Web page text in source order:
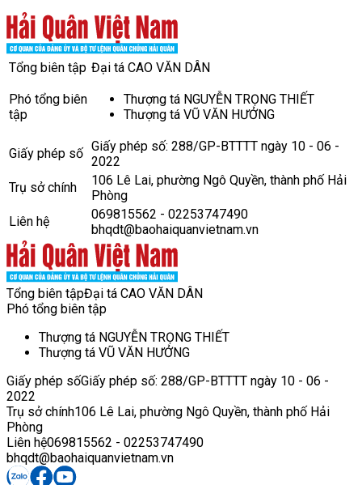
Tổng biên tập Đại tá CAO VĂN DÂN
Phó tổng biên
tập
Thượng tá NGUYỄN TRỌNG THIẾT
Thượng tá VŨ VĂN HƯỞNG
Giấy phép số Giấy phép số: 288/GP-BTTTT ngày 10 - 06 -
2022
Trụ sở chính
106 Lê Lai, phường Ngô Quyền, thành phố Hải
Phòng
Liên hệ
069815562 - 02253747490
bhqdt@baohaiquanvietnam.vn
Tổng biên tậpĐại tá CAO VĂN DÂN
Phó tổng biên tập
Thượng tá NGUYỄN TRỌNG THIẾT
Thượng tá VŨ VĂN HƯỞNG
Giấy phép sốGiấy phép số: 288/GP-BTTTT ngày 10 - 06 -
2022
Trụ sở chính106 Lê Lai, phường Ngô Quyền, thành phố Hải
Phòng
Liên hệ069815562 - 02253747490
bhqdt@baohaiquanvietnam.vn